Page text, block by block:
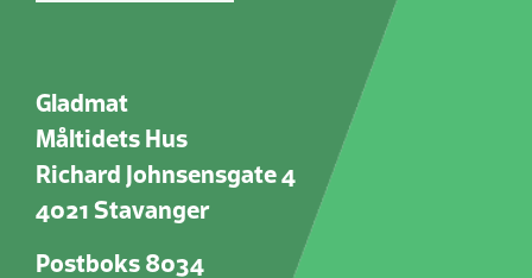
Gladmat
Måltidets Hus
Richard Johnsensgate 4
4021 Stavanger
Postboks 8034